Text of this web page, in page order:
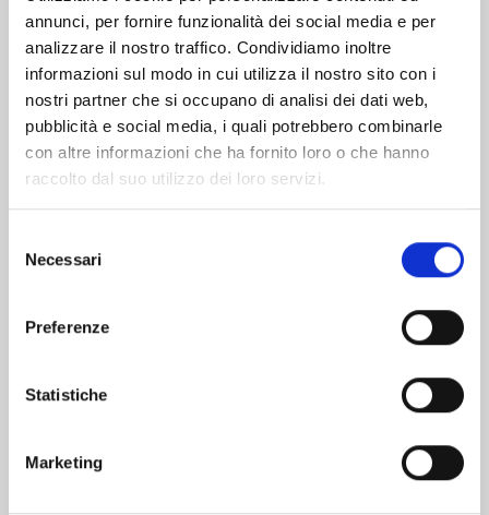
annunci, per fornire funzionalità dei social media e per
analizzare il nostro traffico. Condividiamo inoltre
informazioni sul modo in cui utilizza il nostro sito con i
nostri partner che si occupano di analisi dei dati web,
pubblicità e social media, i quali potrebbero combinarle
con altre informazioni che ha fornito loro o che hanno
raccolto dal suo utilizzo dei loro servizi.
delNecessari
Preferenze
Statistiche
Marketing
Altri volumi della serie
SUPER DRAGON BALL HEROES - MISSIONE